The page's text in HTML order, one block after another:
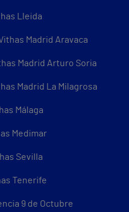
Lleida
Madrid Aravaca
Madrid Arturo Soria
Madrid La Milagrosa
Málaga
Medimar
Sevilla
Tenerife
9 de Octubre